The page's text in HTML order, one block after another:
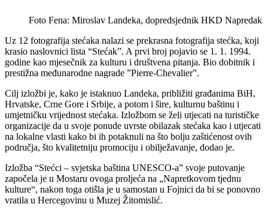
Foto Fena: Miroslav Landeka, dopredsjednik HKD Napredak
Uz 12 fotografija stećaka nalazi se prekrasna fotografija stećka, koji
krasio naslovnici lista “Stećak”. A prvi broj pojavio se 1. 1. 1994.
godine kao mjesečnik za kulturu i društvena pitanja. Bio dobitnik i
prestižna međunarodne nagrade ”Pierre-Chevalier”.
Cilj izložbi je, kako je istaknuo Landeka, približiti građanima BiH,
Hrvatske, Crne Gore i Srbije, a potom i šire, kulturnu baštinu i
umjetničku vrijednost stećaka. Izložbom se želi utjecati na turističke
organizacije da u svoje ponude uvrste obilazak stećaka kao i utjecati
na lokalne vlasti kako bi ih potaknuli na što bolju zaštićenost ovih
područja, što kvalitetniju promociju i obilježavanje, dodao je.
Izložba “Stećci – svjetska baština UNESCO-a” svoje putovanje
započela je u Mostaru ovoga proljeća na „Napretkovom tjednu
kulture“, nakon toga otišla je u samostan u Fojnici da bi se ponovno
vratila u Hercegovinu u Muzej Žitomislić.